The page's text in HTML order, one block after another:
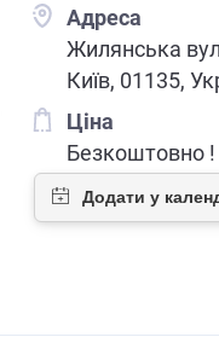
Адреса
Жилянська
Київ, 01135,
Ціна
Безкоштовно !